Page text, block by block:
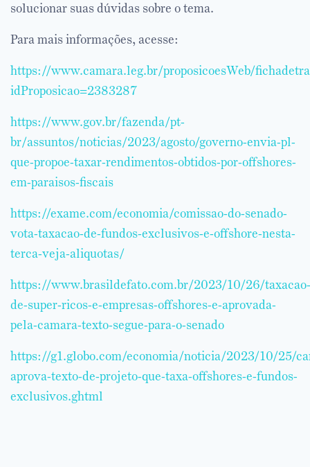
solucionar suas dúvidas sobre o tema.
Para mais informações, acesse:
https://www.camara.leg.br/proposicoesWeb/
idProposicao=2383287
https://www.gov.br/fazenda/pt-
br/assuntos/noticias/2023/agosto/governo-envia-pl-
que-propoe-taxar-rendimentos-obtidos-por-offshores-
em-paraisos-fiscais
https://exame.com/economia/comissao-do-senado-
vota-taxacao-de-fundos-exclusivos-e-offshore-nesta-
terca-veja-aliquotas/
https://www.brasildefato.com.br/2023/10/26/taxacao-
de-super-ricos-e-empresas-offshores-e-aprovada-
pela-camara-texto-segue-para-o-senado
https://g1.globo.com/economia/noticia/2023/10/25/
aprova-texto-de-projeto-que-taxa-offshores-e-fundos-
exclusivos.ghtml